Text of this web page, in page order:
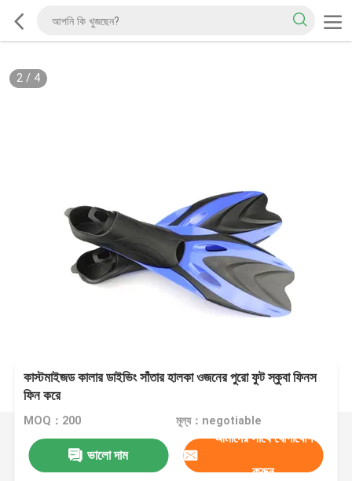
2/ 4
কাস্টমাইজড কালার ডাইভিং সাঁতার হালকা ওজনের পুরো ফুট স্কুবা ফিনস
ফিন করে
MOQ：200 মূল্য：negotiable
ভালো দাম
আমাদের সাথে যোগাযোগ
করুন